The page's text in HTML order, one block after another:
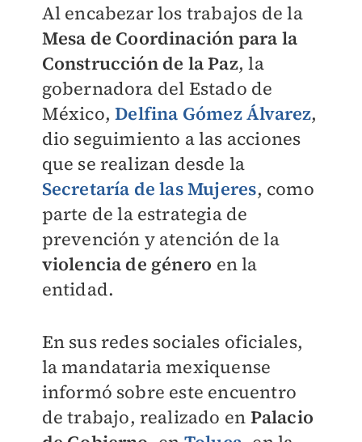
Al encabezar los trabajos de la
Mesa de Coordinación para la
Construcción de la Paz, la
gobernadora del Estado de
México,Delfina Gómez Álvarez,
dio seguimiento a las acciones
que se realizan desde la
Secretaría de las Mujeres, como
parte de la estrategia de
prevención y atención de la
violencia de género en la
entidad.
En sus redes sociales oficiales,
la mandataria mexiquense
informó sobre este encuentro
de trabajo, realizado en Palacio